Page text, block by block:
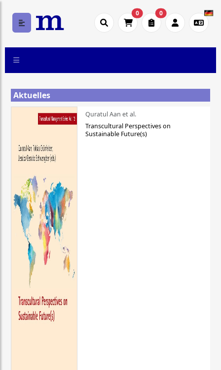
0 0
Aktuelles
Quratul Aan et al.
Transcultural Perspectives on
Sustainable Future(s)